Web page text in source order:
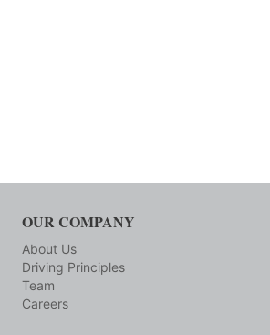
OUR COMPANY
About Us
Driving Principles
Team
Careers